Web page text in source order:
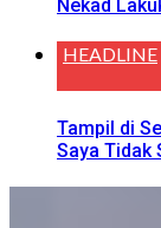
Nekad
HEADLINE
Tampil di
Saya Tidak